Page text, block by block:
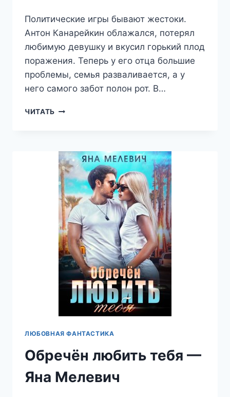
Политические игры бывают жестоки.
Антон Канарейкин облажался, потерял
любимую девушку и вкусил горький плод
поражения. Теперь у его отца большие
проблемы, семья разваливается, а у
него самого забот полон рот. В…
ЧИТАТЬ МОЯ
ЯНА
МЕЛЕВИЧ
ЛЮБОВНАЯ ФАНТАСТИКА
Обречён любить тебя —
Яна Мелевич